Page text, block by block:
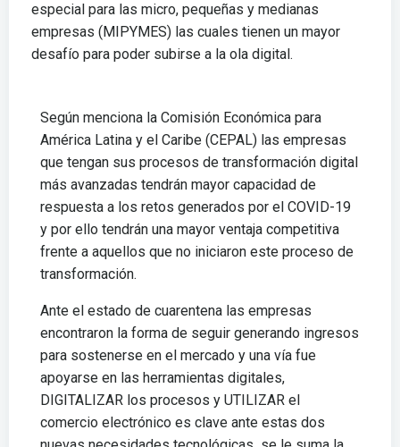
especial para las micro, pequeñas y medianas
empresas (MIPYMES) las cuales tienen un mayor
desafío para poder subirse a la ola digital.
Según menciona la Comisión Económica para
América Latina y el Caribe (CEPAL) las empresas
que tengan sus procesos de transformación digital
más avanzadas tendrán mayor capacidad de
respuesta a los retos generados por el COVID-19
y por ello tendrán una mayor ventaja competitiva
frente a aquellos que no iniciaron este proceso de
transformación.
Ante el estado de cuarentena las empresas
encontraron la forma de seguir generando ingresos
para sostenerse en el mercado y una vía fue
apoyarse en las herramientas digitales,
DIGITALIZAR los procesos y UTILIZAR el
comercio electrónico es clave ante estas dos